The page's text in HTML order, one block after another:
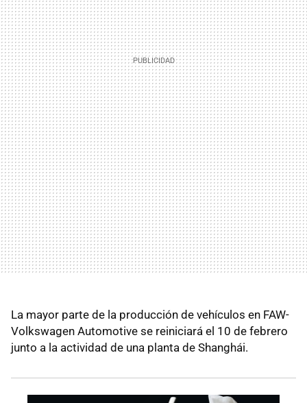
La mayor parte de la producción de vehículos en FAW-
Volkswagen Automotive se reiniciará el 10 de febrero
junto a la actividad de una planta de Shanghái.